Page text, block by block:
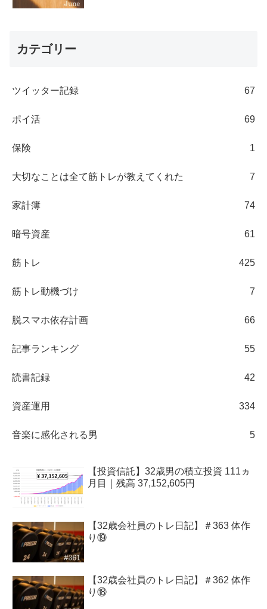
カテゴリー
ツイッター記録 67
ポイ活 69
保険 1
大切なことは全て筋トレが教えてくれた 7
家計簿 74
暗号資産 61
筋トレ 425
筋トレ動機づけ 7
脱スマホ依存計画 66
記事ランキング 55
読書記録 42
資産運用 334
音楽に感化される男 5
【投資信託】32歳男の積立投資 111ヵ
月目｜残高 37,152,605円
【32歳会社員のトレ日記】＃363 体作
り⑲
【32歳会社員のトレ日記】＃362 体作
り⑱